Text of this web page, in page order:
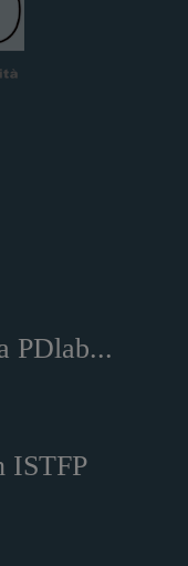
PDlab...
ISTFP